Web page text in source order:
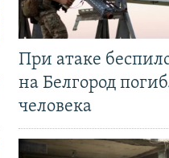
При атаке
на Белгород
человека